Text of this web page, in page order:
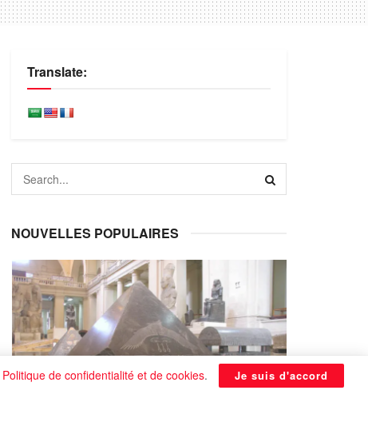
Translate:
NOUVELLES POPULAIRES
Politique de confidentialité et de cookies. Je suis d'accord